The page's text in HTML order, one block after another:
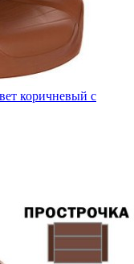
коричневый с